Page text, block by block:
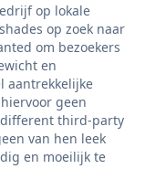
op lokale
op zoek naar
om bezoekers
en
aantrekkelijke
geen
third-party
van hen leek
en moeilijk te